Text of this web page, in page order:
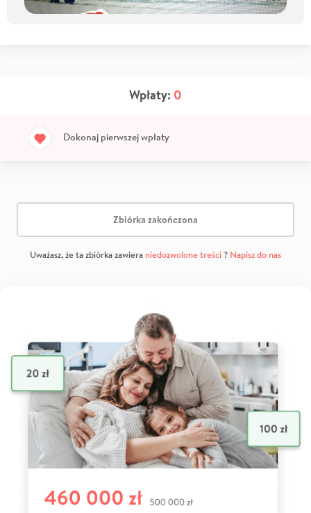
Wpłaty: 0
Dokonaj pierwszej wpłaty
Zbiórka zakończona
Uważasz, że ta zbiórka zawiera niedozwolone treści? Napisz do nas